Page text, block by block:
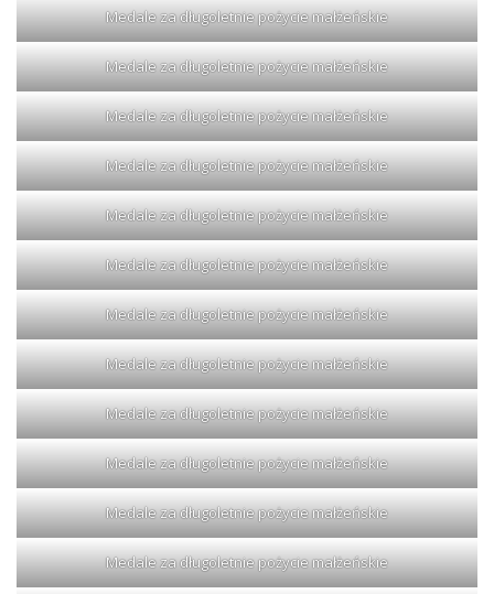
Medale za długoletnie pożycie małżeńskie
Medale za długoletnie pożycie małżeńskie
Medale za długoletnie pożycie małżeńskie
Medale za długoletnie pożycie małżeńskie
Medale za długoletnie pożycie małżeńskie
Medale za długoletnie pożycie małżeńskie
Medale za długoletnie pożycie małżeńskie
Medale za długoletnie pożycie małżeńskie
Medale za długoletnie pożycie małżeńskie
Medale za długoletnie pożycie małżeńskie
Medale za długoletnie pożycie małżeńskie
Medale za długoletnie pożycie małżeńskie